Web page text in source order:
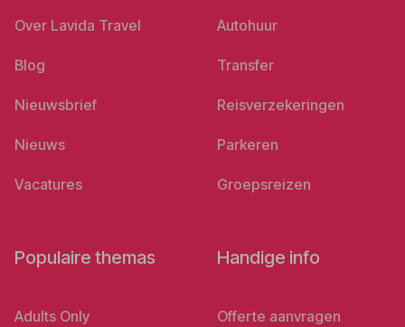
Over Lavida Travel
Blog
Nieuwsbrief
Nieuws
Vacatures
Autohuur
Transfer
Reisverzekeringen
Parkeren
Groepsreizen
Populaire themas
Adults Only
Handige info
Offerte aanvragen